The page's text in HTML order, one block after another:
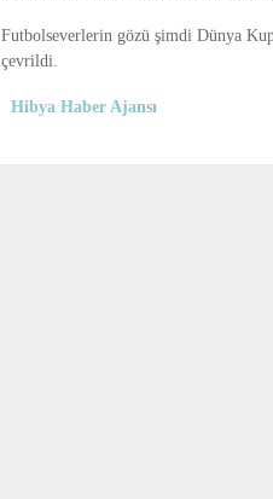
Futbolseverlerin gözü şimdi Dünya
çevrildi.
Hibya Haber Ajansı